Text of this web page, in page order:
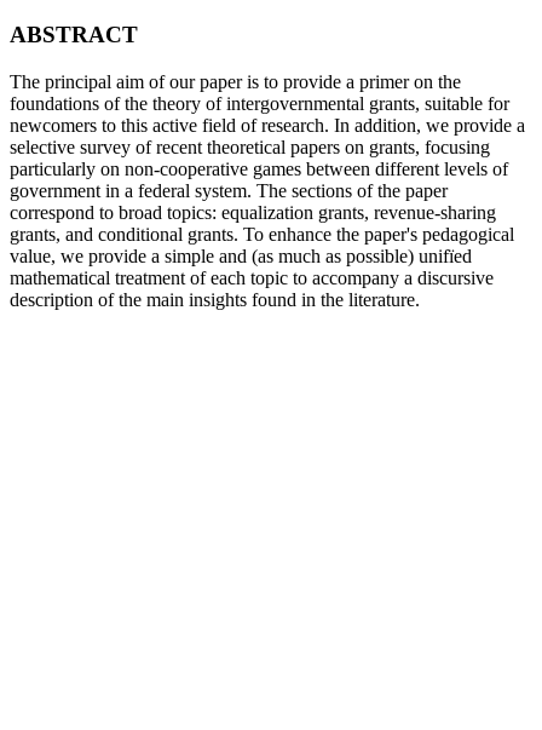
ABSTRACT
The principal aim of our paper is to provide a primer on the
foundations of the theory of intergovernmental grants, suitable for
newcomers to this active field of research. In addition, we provide a
selective survey of recent theoretical papers on grants, focusing
particularly on non-cooperative games between different levels of
government in a federal system. The sections of the paper
correspond to broad topics: equalization grants, revenue-sharing
grants, and conditional grants. To enhance the paper's pedagogical
value, we provide a simple and (as much as possible) unifïed
mathematical treatment of each topic to accompany a discursive
description of the main insights found in the literature.